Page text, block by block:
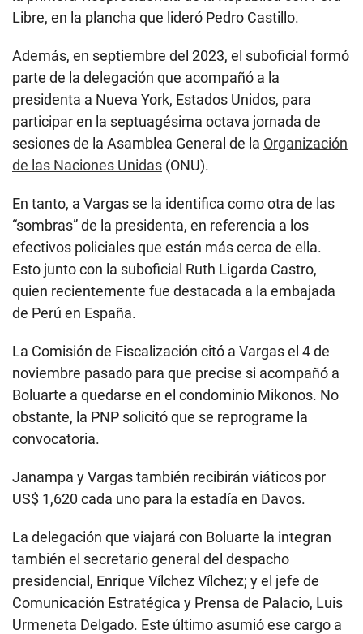
Libre, en la plancha que lideró Pedro Castillo.
Además, en septiembre del 2023, el suboficial formó
parte de la delegación que acompañó a la
presidenta a Nueva York, Estados Unidos, para
participar en la septuagésima octava jornada de
sesiones de la Asamblea General de la Organización
de las Naciones Unidas (ONU).
En tanto, a Vargas se la identifica como otra de las
“sombras” de la presidenta, en referencia a los
efectivos policiales que están más cerca de ella.
Esto junto con la suboficial Ruth Ligarda Castro,
quien recientemente fue destacada a la embajada
de Perú en España.
La Comisión de Fiscalización citó a Vargas el 4 de
noviembre pasado para que precise si acompañó a
Boluarte a quedarse en el condominio Mikonos. No
obstante, la PNP solicitó que se reprograme la
convocatoria.
Janampa y Vargas también recibirán viáticos por
US$ 1,620 cada uno para la estadía en Davos.
La delegación que viajará con Boluarte la integran
también el secretario general del despacho
presidencial, Enrique Vílchez Vílchez; y el jefe de
Comunicación Estratégica y Prensa de Palacio, Luis
Urmeneta Delgado. Este último asumió ese cargo a